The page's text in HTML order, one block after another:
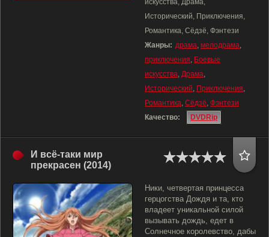
искусства, Драма,
Исторический, Приключения,
Романтика, Сёдзё, Фэнтези
Жанры: драма, мелодрама,
приключения, Боевые
искусства, Драма,
Исторический, Приключения,
Романтика, Сёдзё, Фэнтези
Качество:
DVDRip
И всё-таки мир
прекрасен (2014)
Ники, четвертая принцесса
герцогства Дождя и та, кто
владеет уникальной силой
вызывать дождь, едет в
Солнечное королевство, дабы